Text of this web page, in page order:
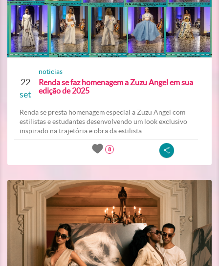
22
set
noticias
Renda se faz homenagem a Zuzu Angel em sua
edição de 2025
Renda se presta homenagem especial a Zuzu Angel com
estilistas e estudantes desenvolvendo um look exclusivo
inspirado na trajetória e obra da estilista.
8